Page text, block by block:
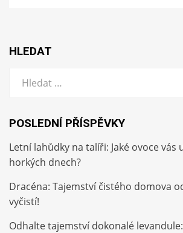
HLEDAT
POSLEDNÍ PŘÍSPĚVKY
Letní lahůdky na talíři: Jaké ovoce vás
horkých dnech?
Dracéna: Tajemství čistého domova
vyčistí!
Odhalte tajemství dokonalé